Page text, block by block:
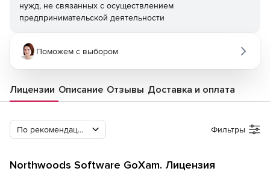
нужд, не связанных с осуществлением
предпринимательской деятельности
Поможем с выбором
Лицензии Описание Отзывы Доставка и оплата
По рекомендации Softline Фильтры
Northwoods Software GoXam. Лицензия